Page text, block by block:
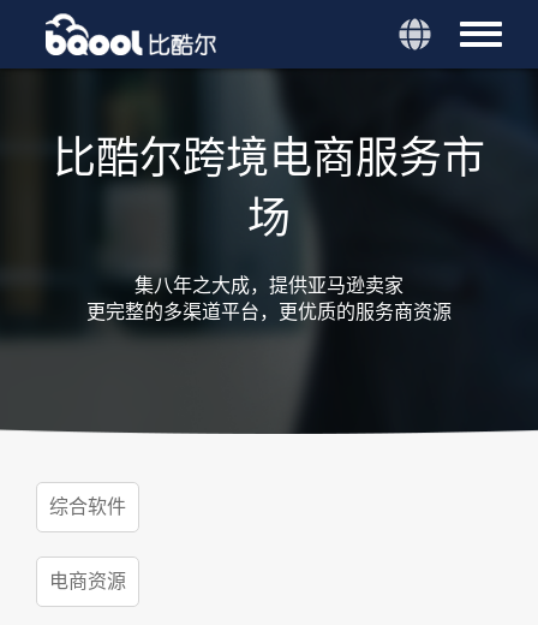
比酷尔跨境电商服务市
场
集八年之大成，提供亚马逊卖家
更完整的多渠道平台，更优质的服务商资源
综合软件
电商资源